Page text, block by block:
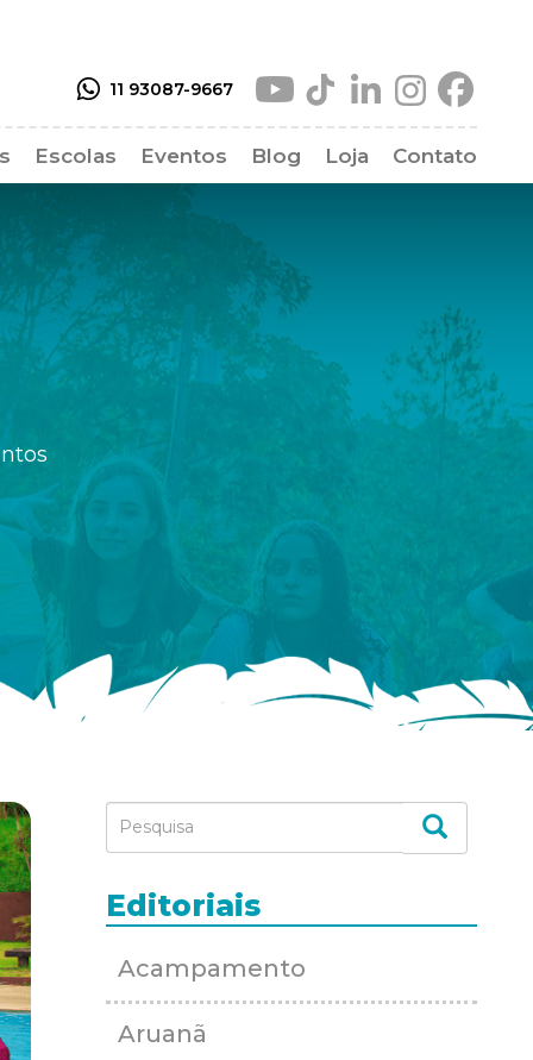
11 93087-9667
Escolas Eventos Blog Loja Contato
Editoriais
Acampamento
Aruanã